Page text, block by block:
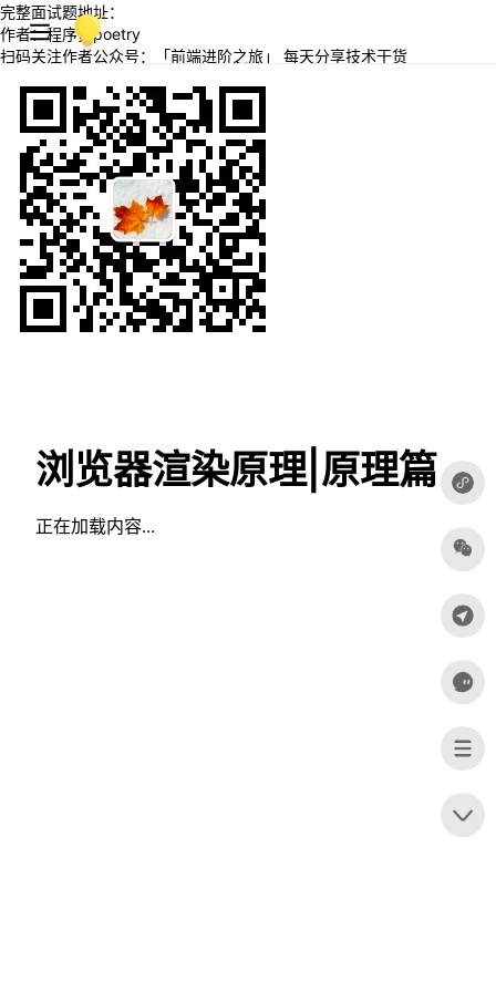
完整面试题地址：
作者：程序员poetry
扫码关注作者公众号：「前端进阶之旅」 每天分享技术干货
浏览器渲染原理|原理篇
正在加载内容...